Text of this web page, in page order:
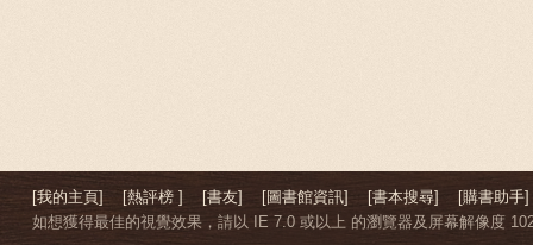
[我的主頁] [熱評榜 ] [書友] [圖書館資訊] [書本搜尋]
[購書助手]
如想獲得最佳的視覺效果，請以 IE 7.0 或以上 的瀏覽器及屏幕解像度